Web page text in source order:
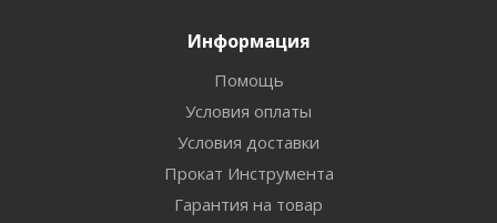
Информация
Помощь
Условия оплаты
Условия доставки
Прокат Инструмента
Гарантия на товар